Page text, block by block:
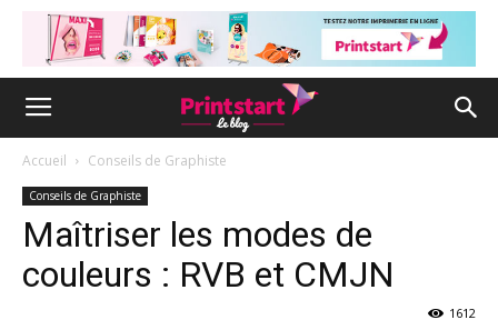
Accueil Conseils de Graphiste
Conseils de Graphiste
Maîtriser les modes de
couleurs : RVB et CMJN
1612